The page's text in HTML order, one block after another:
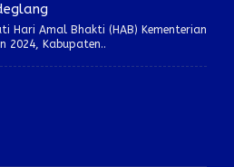
Hari Amal Bhakti (HAB) Kementerian
2024, Kabupaten..